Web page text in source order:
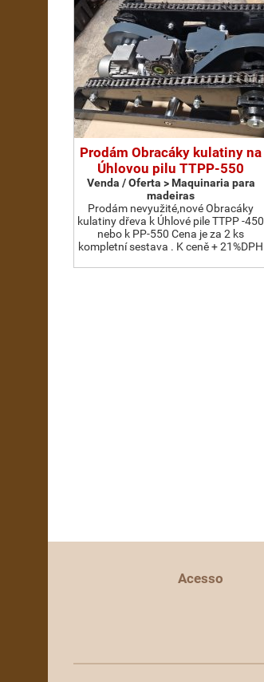
Prodám Obracáky kulatiny na
Úhlovou pilu TTPP-550
Venda / Oferta > Maquinaria para
madeiras
Prodám nevyužité,nové Obracáky
kulatiny dřeva k Úhlové pile TTPP -450
nebo k PP-550 Cena je za 2 ks
kompletní sestava . K ceně + 21%DPH
Acesso